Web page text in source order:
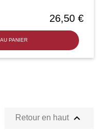
26,50 €
PANIER
Retour en haut 